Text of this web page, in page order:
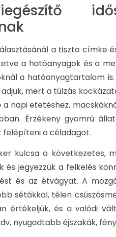
a tiszta címke
a hatóanyagok és a
a hatóanyagtartalom
mert a túlzás
a napi etetéshez,
Érzékeny gyomrú
felépíteni a céladagot.
kulcsa a következetes,
és jegyezzük a felkelés
és az étvágyat. A
sétákkal, télen
értékeljük, és a valódi
nyugodtabb éjszakák,